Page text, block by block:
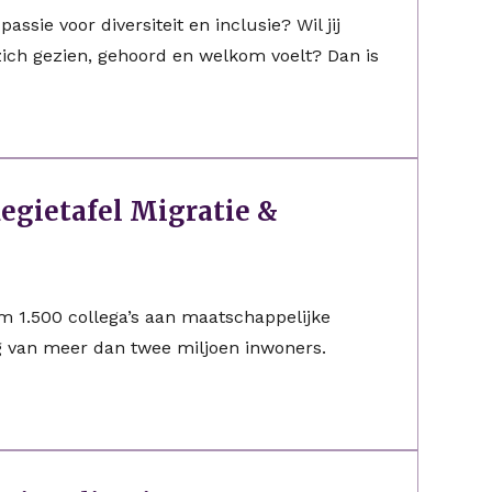
voor diversiteit en inclusie? Wil jij
gezien, gehoord en welkom voelt? Dan is
Migratie &
collega’s aan maatschappelijke
meer dan twee miljoen inwoners.